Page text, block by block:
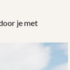
je met